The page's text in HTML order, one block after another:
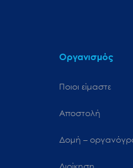
Οργανισμός
Ποιοι είμαστε
Αποστολή
Δομή –